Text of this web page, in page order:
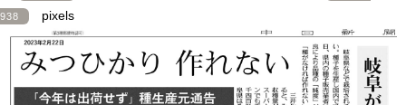
938 pixels